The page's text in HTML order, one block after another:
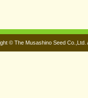
© The Musashino Seed Co.,Ltd.